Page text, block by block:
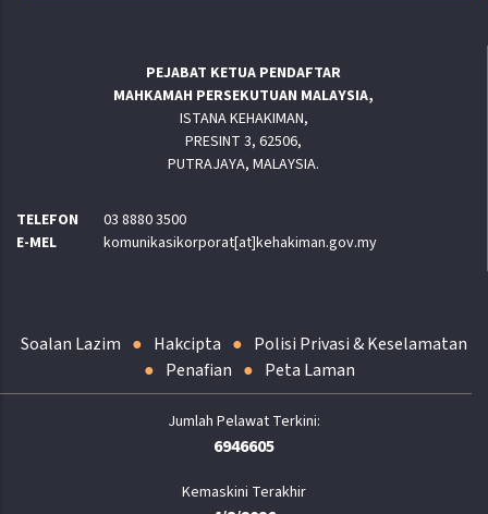
PEJABAT KETUA PENDAFTAR
MAHKAMAH PERSEKUTUAN MALAYSIA,
ISTANA KEHAKIMAN,
PRESINT 3, 62506,
PUTRAJAYA, MALAYSIA.
TELEFON
03 8880 3500
E-MEL
komunikasikorporat[at]kehakiman.gov.my
Soalan Lazim Hakcipta
Polisi Privasi & Keselamatan
Penafian
Peta Laman
6946605
Kemaskini Terakhir